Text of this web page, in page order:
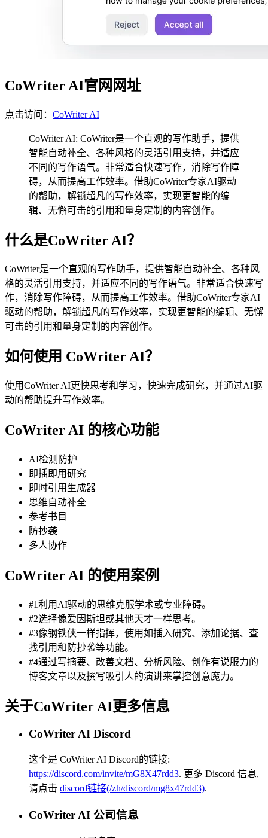
CoWriter AI官网网址
点击访问： CoWriter AI
CoWriter AI: CoWriter是一个直观的写作助手，提供
智能自动补全、各种风格的灵活引用支持，并适应
不同的写作语气。非常适合快速写作，消除写作障
碍，从而提高工作效率。借助CoWriter专家AI驱动
的帮助，解锁超凡的写作效率，实现更智能的编
辑、无懈可击的引用和量身定制的内容创作。
什么是CoWriter AI？
CoWriter是一个直观的写作助手，提供智能自动补全、各种风
格的灵活引用支持，并适应不同的写作语气。非常适合快速写
作，消除写作障碍，从而提高工作效率。借助CoWriter专家AI
驱动的帮助，解锁超凡的写作效率，实现更智能的编辑、无懈
可击的引用和量身定制的内容创作。
如何使用 CoWriter AI？
使用CoWriter AI更快思考和学习，快速完成研究，并通过AI驱
动的帮助提升写作效率。
CoWriter AI 的核心功能
AI检测防护
即插即用研究
即时引用生成器
思维自动补全
参考书目
防抄袭
多人协作
CoWriter AI 的使用案例
#1利用AI驱动的思维克服学术或专业障碍。
#2选择像爱因斯坦或其他天才一样思考。
#3像钢铁侠一样指挥，使用如插入研究、添加论据、查
找引用和防抄袭等功能。
#4通过写摘要、改善文档、分析风险、创作有说服力的
博客文章以及撰写吸引人的演讲来掌控创意魔力。
关于CoWriter AI更多信息
CoWriter AI Discord
这个是 CoWriter AI Discord的链接:
https://discord.com/invite/mG8X47rdd3. 更多 Discord 信息,
请点击 discord链接(/zh/discord/mg8x47rdd3).
CoWriter AI 公司信息